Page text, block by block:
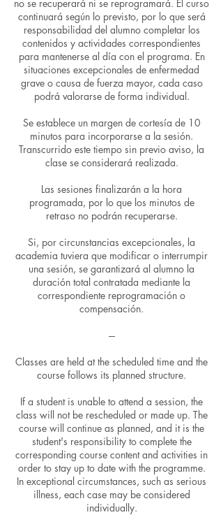
no se recuperará ni se reprogramará. El curso
continuará según lo previsto, por lo que será
responsabilidad del alumno completar los
contenidos y actividades correspondientes
para mantenerse al día con el programa. En
situaciones excepcionales de enfermedad
grave o causa de fuerza mayor, cada caso
podrá valorarse de forma individual.
Se establece un margen de cortesía de 10
minutos para incorporarse a la sesión.
Transcurrido este tiempo sin previo aviso, la
clase se considerará realizada.
Las sesiones finalizarán a la hora
programada, por lo que los minutos de
retraso no podrán recuperarse.
Si, por circunstancias excepcionales, la
academia tuviera que modificar o interrumpir
una sesión, se garantizará al alumno la
duración total contratada mediante la
correspondiente reprogramación o
compensación.
---
Classes are held at the scheduled time and the
course follows its planned structure.
If a student is unable to attend a session, the
class will not be rescheduled or made up. The
course will continue as planned, and it is the
student's responsibility to complete the
corresponding course content and activities in
order to stay up to date with the programme.
In exceptional circumstances, such as serious
illness, each case may be considered
individually.